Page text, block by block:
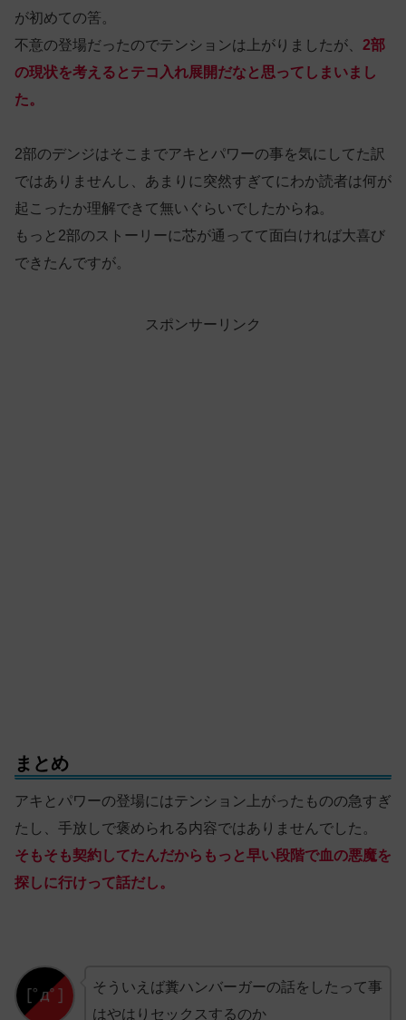
が初めての筈。
不意の登場だったのでテンションは上がりましたが、 2部
の現状を考えるとテコ入れ展開だなと思ってしまいまし
た。
2部のデンジはそこまでアキとパワーの事を気にしてた訳
ではありませんし、あまりに突然すぎてにわか読者は何が
起こったか理解できて無いぐらいでしたからね。
もっと2部のストーリーに芯が通ってて面白ければ大喜び
できたんですが。
スポンサーリンク
まとめ
アキとパワーの登場にはテンション上がったものの急すぎ
たし、手放しで褒められる内容ではありませんでした。
そもそも契約してたんだからもっと早い段階で血の悪魔を
探しに行けって話だし。
そういえば糞ハンバーガーの話をしたって事
はやはりセックスするのか